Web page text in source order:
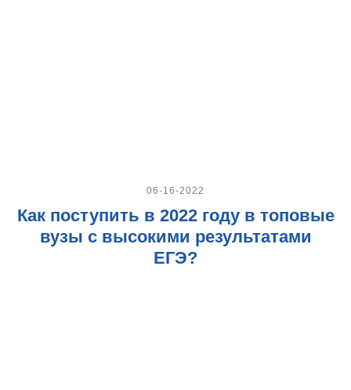
06-16-2022
Как поступить в 2022 году в топовые
вузы с высокими результатами
ЕГЭ?